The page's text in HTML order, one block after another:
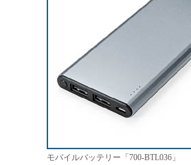
モバイルバッテリー「700-BTL036」